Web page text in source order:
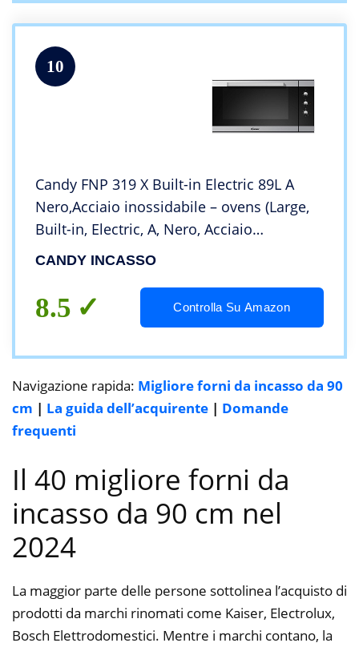
10
Candy FNP 319 X Built-in Electric 89L A
Nero,Acciaio inossidabile – ovens (Large,
Built-in, Electric, A, Nero, Acciaio
inossidabile, Rotary)
CANDY INCASSO
8.5 Controlla Su Amazon
Navigazione rapida: Migliore forni da incasso da 90
cm | La guida dell’acquirente | Domande
frequenti
Il 40 migliore forni da
incasso da 90 cm nel
2024
La maggior parte delle persone sottolinea l’acquisto di
prodotti da marchi rinomati come Kaiser, Electrolux,
Bosch Elettrodomestici. Mentre i marchi contano, la